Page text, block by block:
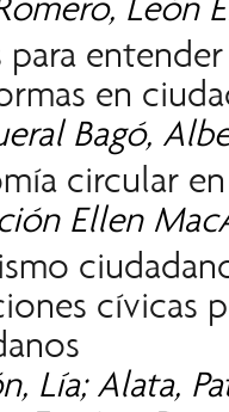
para
en
Bagó,
circular
Ellen
cívicas
Lía; Alata,